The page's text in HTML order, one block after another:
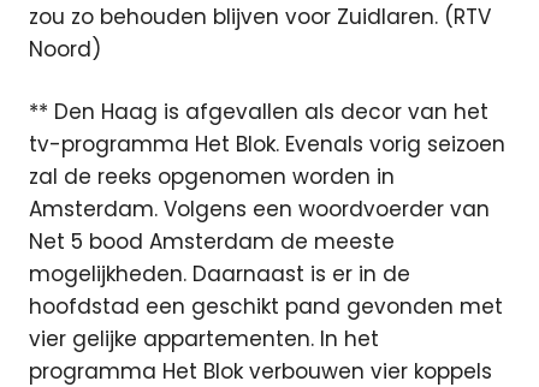
zou zo behouden blijven voor Zuidlaren. (RTV
Noord)
** Den Haag is afgevallen als decor van het
tv-programma Het Blok. Evenals vorig seizoen
zal de reeks opgenomen worden in
Amsterdam. Volgens een woordvoerder van
Net 5 bood Amsterdam de meeste
mogelijkheden. Daarnaast is er in de
hoofdstad een geschikt pand gevonden met
vier gelijke appartementen. In het
programma Het Blok verbouwen vier koppels